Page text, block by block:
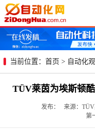
当前位置： 首页 > 自动化
TÜV莱茵为埃斯顿
发布： 来源：TÜV
第